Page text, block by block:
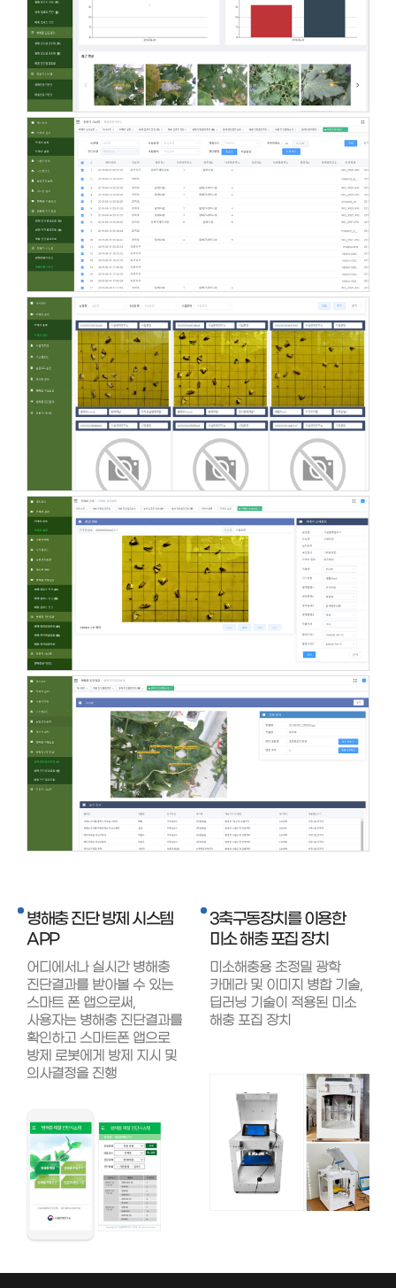
병해충 진단 방제 시스템
APP
어디에서나 실시간 병해충
진단결과를 받아볼 수 있는
스마트 폰 앱으로써,
사용자는 병해충 진단결과를
확인하고 스마트폰 앱으로
방제 로봇에게 방제 지시 및
의사결정을 진행
3축구동장치를 이용한
미소 해충 포집 장치
미소해충용 초정밀 광학
카메라 및 이미지 병합 기술,
딥러닝 기술이 적용된 미소
해충 포집 장치